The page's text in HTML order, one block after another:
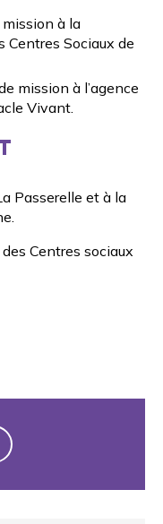
à la
Centres Sociaux de
mission à l’agence
Vivant.
Passerelle et à la
Centres sociaux